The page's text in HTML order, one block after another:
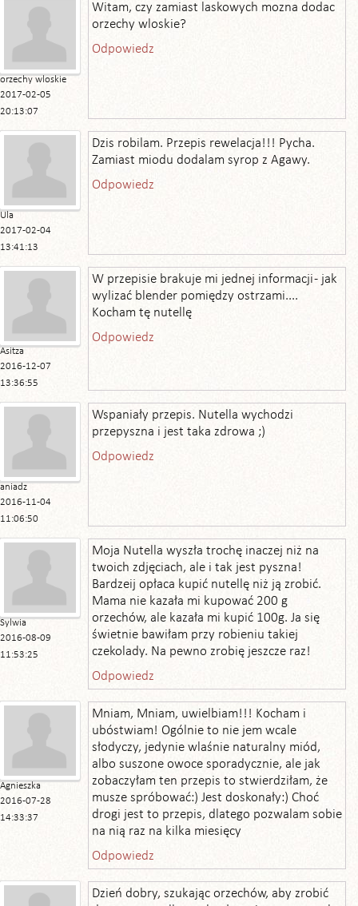
orzechy wloskie
2017-02-05
20:13:07
Witam, czy zamiast laskowych mozna dodac
orzechy wloskie?
Odpowiedz
Ula
2017-02-04
13:41:13
Dzis robilam. Przepis rewelacja!!! Pycha.
Zamiast miodu dodalam syrop z Agawy.
Odpowiedz
Asitza
2016-12-07
13:36:55
W przepisie brakuje mi jednej informacji - jak
wylizać blender pomiędzy ostrzami....
Kocham tę nutellę
Odpowiedz
aniadz
2016-11-04
11:06:50
Wspaniały przepis. Nutella wychodzi
przepyszna i jest taka zdrowa ;)
Odpowiedz
Sylwia
2016-08-09
11:53:25
Moja Nutella wyszła trochę inaczej niż na
twoich zdjęciach, ale i tak jest pyszna!
Bardzeij opłaca kupić nutellę niż ją zrobić.
Mama nie kazała mi kupować 200 g
orzechów, ale kazała mi kupić 100g. Ja się
świetnie bawiłam przy robieniu takiej
czekolady. Na pewno zrobię jeszcze raz!
Odpowiedz
Agnieszka
2016-07-28
14:33:37
Mniam, Mniam, uwielbiam!!! Kocham i
ubóstwiam! Ogólnie to nie jem wcale
słodyczy, jedynie wlaśnie naturalny miód,
albo suszone owoce sporadycznie, ale jak
zobaczyłam ten przepis to stwierdziłam, że
musze spróbować:) Jest doskonały:) Choć
drogi jest to przepis, dlatego pozwalam sobie
na nią raz na kilka miesięcy
Odpowiedz
Dzień dobry, szukając orzechów, aby zrobić